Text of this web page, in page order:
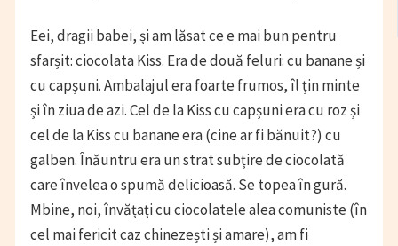
Eei, dragii babei, și am lăsat ce e mai bun pentru
sfarșit: ciocolata Kiss. Era de două feluri: cu banane și
cu capșuni. Ambalajul era foarte frumos, îl țin minte
și în ziua de azi. Cel de la Kiss cu capșuni era cu roz și
cel de la Kiss cu banane era (cine ar fi bănuit?) cu
galben. Înăuntru era un strat subțire de ciocolată
care învelea o spumă delicioasă. Se topea în gură.
Mbine, noi, învățați cu ciocolatele alea comuniste (în
cel mai fericit caz chinezești și amare), am fi